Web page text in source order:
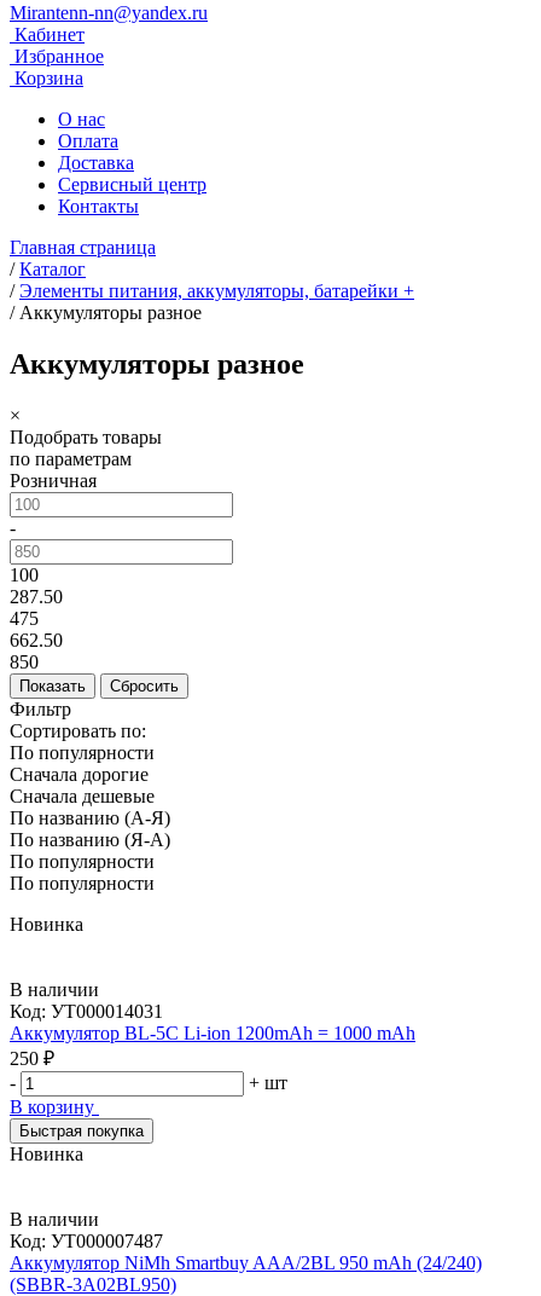
Mirantenn-nn@yandex.ru
Кабинет
Избранное
Корзина
О нас
Оплата
Доставка
Сервисный центр
Контакты
Главная страница
/ Каталог
/ Элементы питания, аккумуляторы, батарейки +
/ Аккумуляторы разное
Аккумуляторы разное
×
Подобрать товары
по параметрам
Розничная
-
100
287.50
475
662.50
850
Фильтр
Сортировать по:
По популярности
Сначала дорогие
Сначала дешевые
По названию (А-Я)
По названию (Я-А)
По популярности
По популярности
Новинка
В наличии
Код: УТ000014031
Аккумулятор BL-5C Li-ion 1200mAh = 1000 mAh
250 ₽
-
+ шт
В корзину
Быстрая покупка
Новинка
В наличии
Код: УТ000007487
Аккумулятор NiMh Smartbuy AAA/2BL 950 mAh (24/240)
(SBBR-3A02BL950)